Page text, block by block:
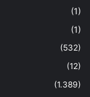
(1)
(1)
(532)
(12)
(1.389)